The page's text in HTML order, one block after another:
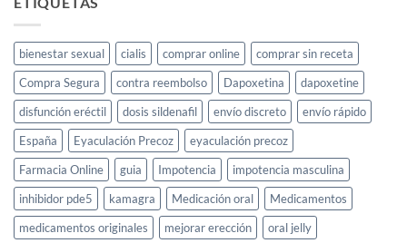
bienestar sexual cialis comprar online
comprar sin receta
Compra Segura
contra reembolso Dapoxetina
dapoxetine
disfunción eréctil
dosis sildenafil envío discreto
envío rápido
España
Eyaculación Precoz
eyaculación precoz
Farmacia Online
guia Impotencia
impotencia masculina
inhibidor pde5
kamagra Medicación oral
Medicamentos
medicamentos originales
mejorar erección
oral jelly